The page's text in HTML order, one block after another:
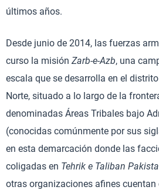
últimos años.
Desde junio de 2014, las fuerzas
curso la misión Zarb-e-Azb, una
escala que se desarrolla en el
Norte, situado a lo largo de la
denominadas Áreas Tribales bajo
(conocidas comúnmente por sus
en esta demarcación donde las
coligadas en Tehrik e Taliban
otras organizaciones afines